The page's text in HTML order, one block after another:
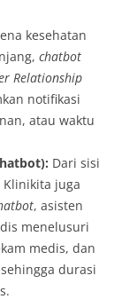
kesehatan
chatbot
Relationship
notifikasi
atau waktu
Dari sisi
Klinikita juga
, asisten
menelusuri
medis, dan
durasi